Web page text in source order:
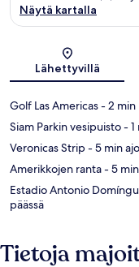
Näytä kartalla
Lähettyvillä
Golf Las Americas- 2 min
Siam Parkin vesipuisto- 1
Veronicas Strip- 5 min
Amerikkojen ranta- 5
Estadio Antonio
päässä
Tietoja